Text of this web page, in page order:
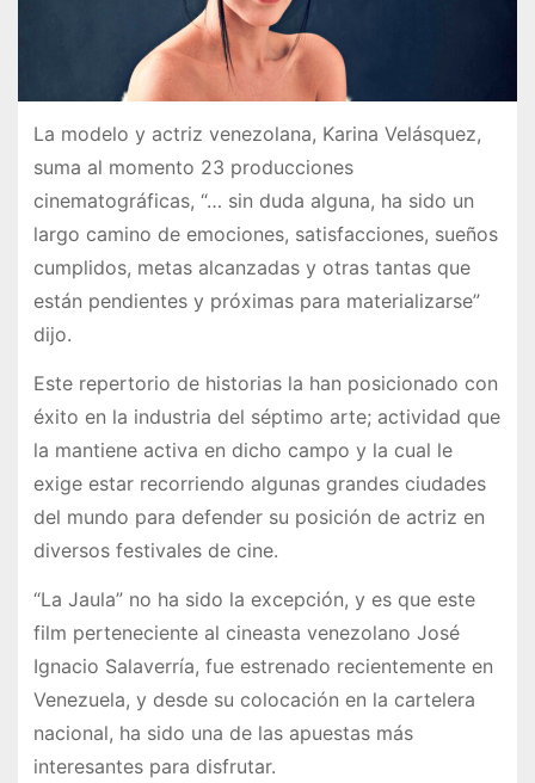
La modelo y actriz venezolana, Karina Velásquez,
suma al momento 23 producciones
cinematográficas, “… sin duda alguna, ha sido un
largo camino de emociones, satisfacciones, sueños
cumplidos, metas alcanzadas y otras tantas que
están pendientes y próximas para materializarse”
dijo.
Este repertorio de historias la han posicionado con
éxito en la industria del séptimo arte; actividad que
la mantiene activa en dicho campo y la cual le
exige estar recorriendo algunas grandes ciudades
del mundo para defender su posición de actriz en
diversos festivales de cine.
“La Jaula” no ha sido la excepción, y es que este
film perteneciente al cineasta venezolano José
Ignacio Salaverría, fue estrenado recientemente en
Venezuela, y desde su colocación en la cartelera
nacional, ha sido una de las apuestas más
interesantes para disfrutar.